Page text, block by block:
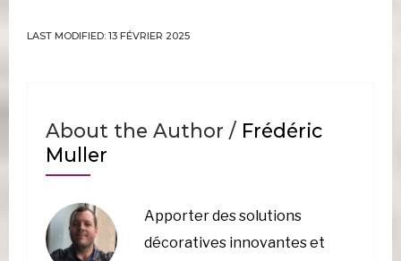
LAST MODIFIED: 13 FÉVRIER 2025
About the Author / Frédéric
Muller
Apporter des solutions
décoratives innovantes et